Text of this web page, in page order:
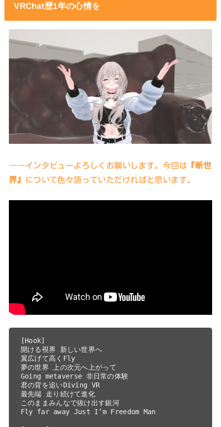
VRChat歴1年の心情を
――インタビューよろしくお願いします。今回は『新世
界』
について色々語っていただければと思います。
[Hook]
開ける視界 新しい世界へ
翼広げて高くFly
夢の世界 上の次元へ上がって
Going metaverse 非日常の体験
君の背を追いDiving VR
最先端 走り続けて進化
このままみんなで抜け出す銀河
Fly far away Just I’m Freedom Man